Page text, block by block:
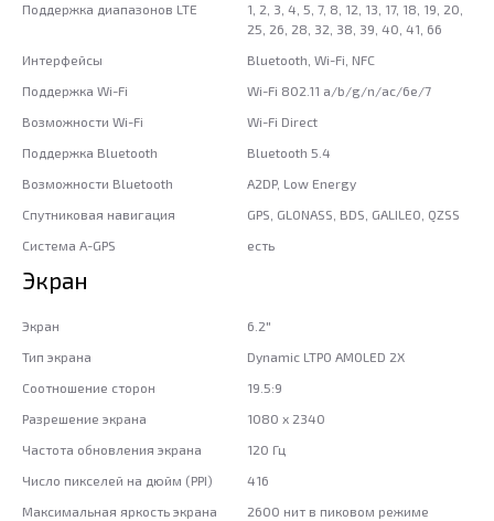
Поддержка диапазонов LTE
1, 2, 3, 4, 5, 7, 8, 12, 13, 17, 18, 19, 20,
25, 26, 28, 32, 38, 39, 40, 41, 66
Интерфейсы
Bluetooth, Wi-Fi, NFC
Поддержка Wi-Fi
Wi-Fi 802.11 a/b/g/n/ac/6e/7
Возможности Wi-Fi
Wi-Fi Direct
Поддержка Bluetooth
Bluetooth 5.4
Возможности Bluetooth
A2DP, Low Energy
Спутниковая навигация
GPS, GLONASS, BDS, GALILEO, QZSS
Система A-GPS
есть
Экран
Экран
6.2"
Тип экрана
Dynamic LTPO AMOLED 2X
Соотношение сторон
19.5:9
Разрешение экрана
1080 x 2340
Частота обновления экрана
120 Гц
Число пикселей на дюйм (PPI)
416
Максимальная яркость экрана
2600 нит в пиковом режиме